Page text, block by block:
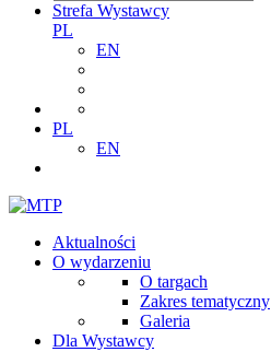
Strefa Wystawcy
PL
EN
PL
EN
Aktualności
O wydarzeniu
O targach
Zakres tematyczny
Galeria
Dla Wystawcy